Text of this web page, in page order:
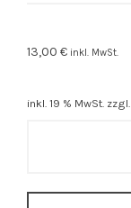
13,00 € inkl. MwSt.
inkl. 19 % MwSt. zzgl.